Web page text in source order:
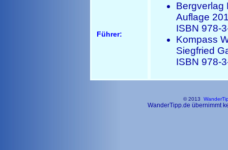
Führer:
Bergverlag
Auflage
ISBN 978-
Kompass
Siegfried
ISBN 978-
© 2013
WanderTipp.de übernimmt